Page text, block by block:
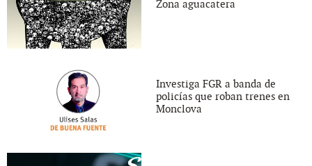
Zona aguacatera
Investiga FGR a banda de
policías que roban trenes en
Monclova